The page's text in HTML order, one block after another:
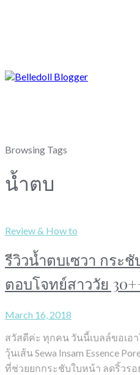
Browsing Tags
น้ำตบ
Review & How to
รีวิวน้ำตบเซวา กระ
ตอบโจทย์สาววัย
March 16, 2018
สวัสดีค่ะ ทุกคน วันนี้เบลล์ขอเอ
วุ้นเส้น Sewa Insam Essence
ที่ช่วยยกกระชับใบหน้า ลดริ้วร